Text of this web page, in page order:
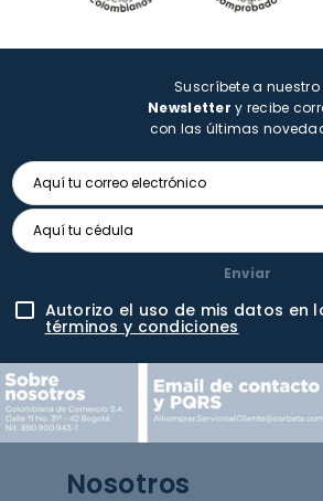
Suscríbete a nuestro
Newsletter y recibe
con las últimas
Enviar
Autorizo el uso de mis datos en
términos y condiciones
Nosotros